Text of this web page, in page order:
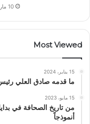
10 مارس، 2023
Most Viewed
15 يناير، 2024
ما قدمه صادق العلي
15 مايو، 2023
من تاريخ الصحافة في
أنموذجاً